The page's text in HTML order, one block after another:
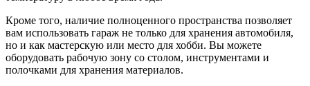
Кроме того, наличие полноценного пространства позволяет
вам использовать гараж не только для хранения автомобиля,
но и как мастерскую или место для хобби. Вы можете
оборудовать рабочую зону со столом, инструментами и
полочками для хранения материалов.